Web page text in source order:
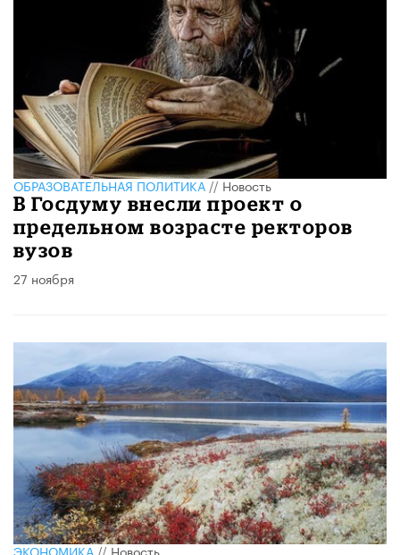
ОБРАЗОВАТЕЛЬНАЯ ПОЛИТИКА//Новость
В Госдуму внесли проект о
предельном возрасте ректоров
вузов
27 ноября
ЭКОНОМИКА//Новость